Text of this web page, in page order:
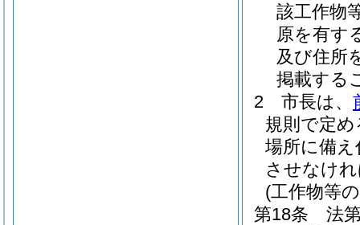
該工作物
原を有す
及び住所
掲載する
2
市長は、
規則で定
場所に備
させなけ
(工作物等
第18条
法